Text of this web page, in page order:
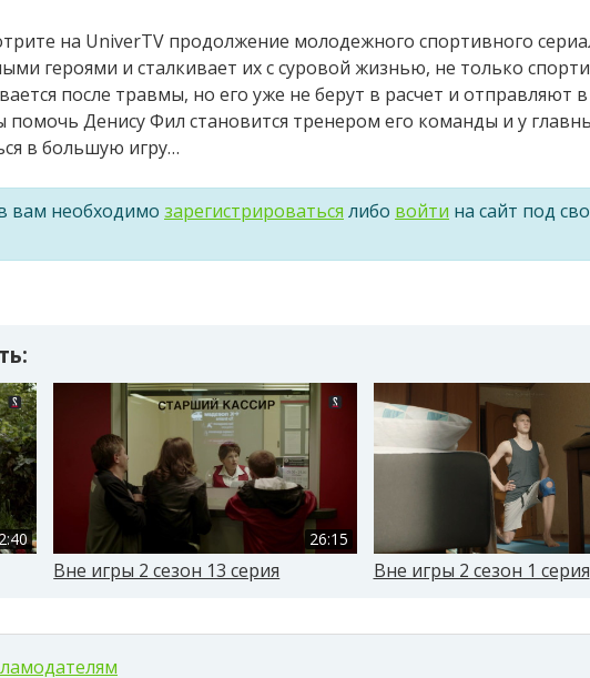
на UniverTV продолжение молодежного спортивного
героями и сталкивает их с суровой жизнью, не только
после травмы, но его уже не берут в расчет и отправляют в
Денису Фил становится тренером его команды и у
в большую игру…
вам необходимо зарегистрироваться либо войти на сайт под
26:15
Вне игры 2 сезон 13 серия Вне игры 2 сезон 1 серия